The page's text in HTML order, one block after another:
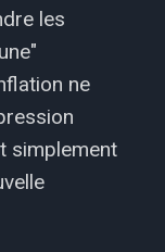
les
ne
simplement